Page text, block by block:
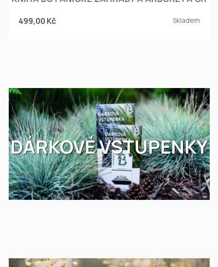
499,00 Kč Skladem
DÁRKOVÉ VSTUPENKY